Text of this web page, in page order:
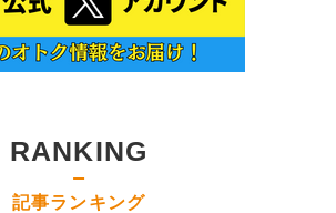
RANKING
記事ランキング